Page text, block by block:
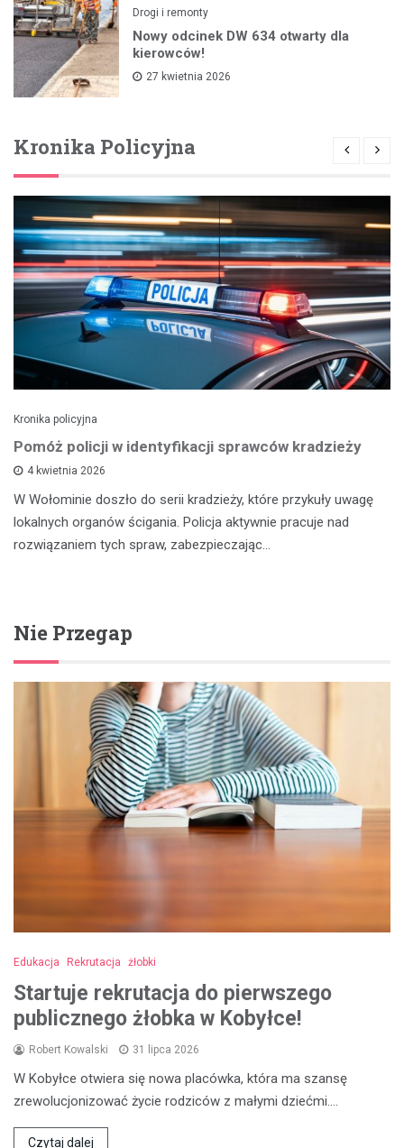
Drogi i remonty
Nowy odcinek DW 634 otwarty dla
kierowców!
27 kwietnia 2026
Kronika Policyjna
Kronika policyjna
Pomóż policji w identyfikacji sprawców kradzieży
4 kwietnia 2026
W Wołominie doszło do serii kradzieży, które przykuły uwagę
lokalnych organów ścigania. Policja aktywnie pracuje nad
rozwiązaniem tych spraw, zabezpieczając…
Nie Przegap
Edukacja Rekrutacja żłobki
Startuje rekrutacja do pierwszego
publicznego żłobka w Kobyłce!
Robert Kowalski 31 lipca 2026
W Kobyłce otwiera się nowa placówka, która ma szansę
zrewolucjonizować życie rodziców z małymi dziećmi.…
Czytaj dalej